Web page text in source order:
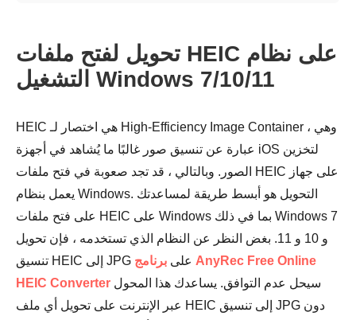
تحويل لفتح ملفات HEIC على نظام
التشغيل Windows 7/10/11
HEIC هي اختصار لـ High-Efficiency Image Container ، وهي
عبارة عن تنسيق صور غالبًا ما يُشاهد في أجهزة iOS لتخزين
الصور. وبالتالي ، قد تجد صعوبة في فتح ملفات HEIC على جهاز
يعمل بنظام Windows. التحويل هو أبسط طريقة لمساعدتك
على فتح ملفات HEIC على Windows بما في ذلك Windows 7
و 10 و 11. بغض النظر عن النظام الذي تستخدمه ، فإن تحويل
تنسيق HEIC إلى JPG على برنامج AnyRec Free Online
HEIC Converter
عبر الإنترنت على تحويل أي ملف HEIC إلى تنسيق JPG دون